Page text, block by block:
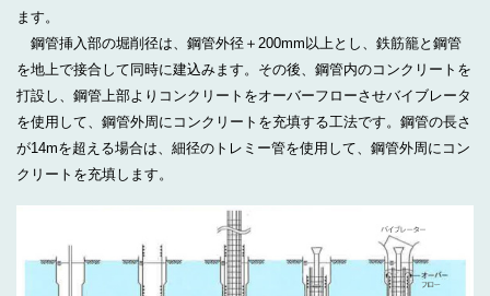
ます。
鋼管挿入部の堀削径は、鋼管外径＋200mm以上とし、鉄筋籠と鋼管
を地上で接合して同時に建込みます。その後、鋼管内のコンクリートを
打設し、鋼管上部よりコンクリートをオーバーフローさせバイブレータ
を使用して、鋼管外周にコンクリートを充填する工法です。鋼管の長さ
が14mを超える場合は、細径のトレミー管を使用して、鋼管外周にコン
クリートを充填します。